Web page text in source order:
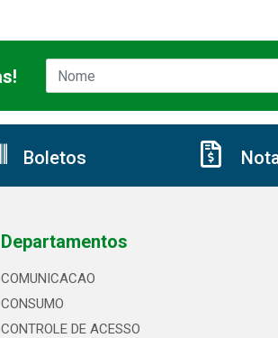
Boletos
Departamentos
COMUNICACAO
CONSUMO
CONTROLE DE ACESSO